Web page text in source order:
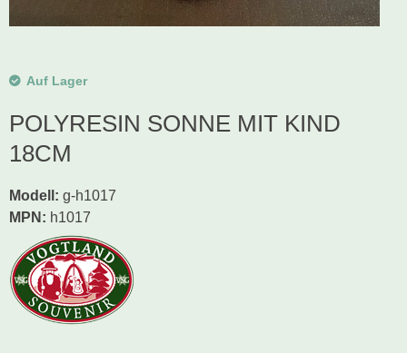
Auf Lager
POLYRESIN SONNE MIT KIND
18CM
Modell : g-h1017
MPN: h1017